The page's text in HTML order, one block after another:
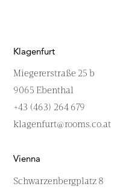
Klagenfurt
Miegererstraße 25 b
9065 Ebenthal
+43 (463) 264 679
klagenfurt@rooms.co.at
Vienna
Schwarzenbergplatz 8